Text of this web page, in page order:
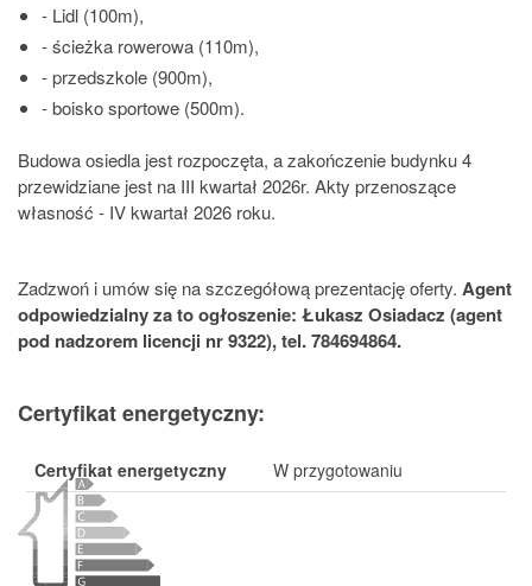
- Lidl (100m),
- ścieżka rowerowa (110m),
- przedszkole (900m),
- boisko sportowe (500m).
Budowa osiedla jest rozpoczęta, a zakończenie budynku 4
przewidziane jest na III kwartał 2026r. Akty przenoszące
własność - IV kwartał 2026 roku.
Zadzwoń i umów się na szczegółową prezentację oferty. Agent
odpowiedzialny za to ogłoszenie: Łukasz Osiadacz (agent
pod nadzorem licencji nr 9322), tel. 784694864.
Certyfikat energetyczny:
Certyfikat energetyczny W przygotowaniu